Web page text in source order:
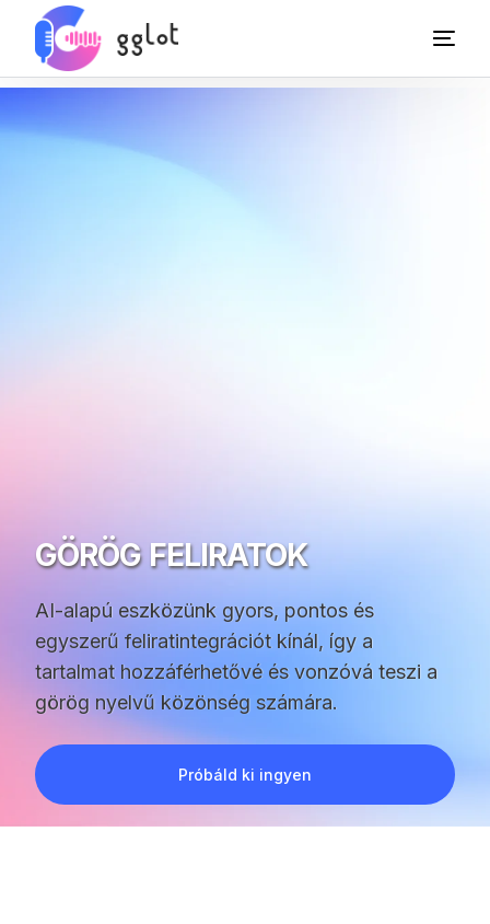
GÖRÖG FELIRATOK
AI-alapú eszközünk gyors, pontos és
egyszerű feliratintegrációt kínál, így a
tartalmat hozzáférhetővé és vonzóvá teszi a
görög nyelvű közönség számára.
Próbáld ki ingyen